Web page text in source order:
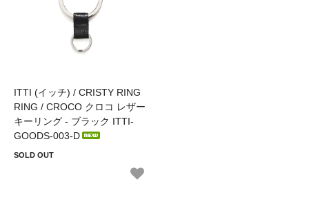
ITTI (イッチ) / CRISTY RING
RING / CROCO クロコ レザー
キーリング - ブラック ITTI-
GOODS-003-D
SOLD OUT